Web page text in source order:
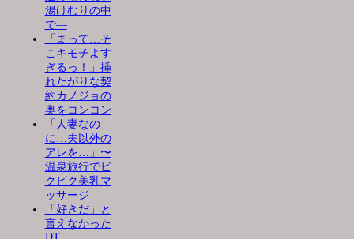
湯けむりの中
で―
「まって…そ
こキモチよす
ぎるっ！」挿
れたがりな契
約カノジョの
奥をコンコン
「人妻なの
に…夫以外の
アレを…」〜
温泉旅行でビ
クビク美乳マ
ッサージ
「好きだ」と
言えなかった